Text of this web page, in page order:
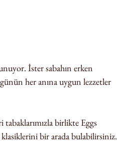
İster sabahın erken
her anına uygun lezzetler
birlikte Eggs
bir arada bulabilirsiniz.